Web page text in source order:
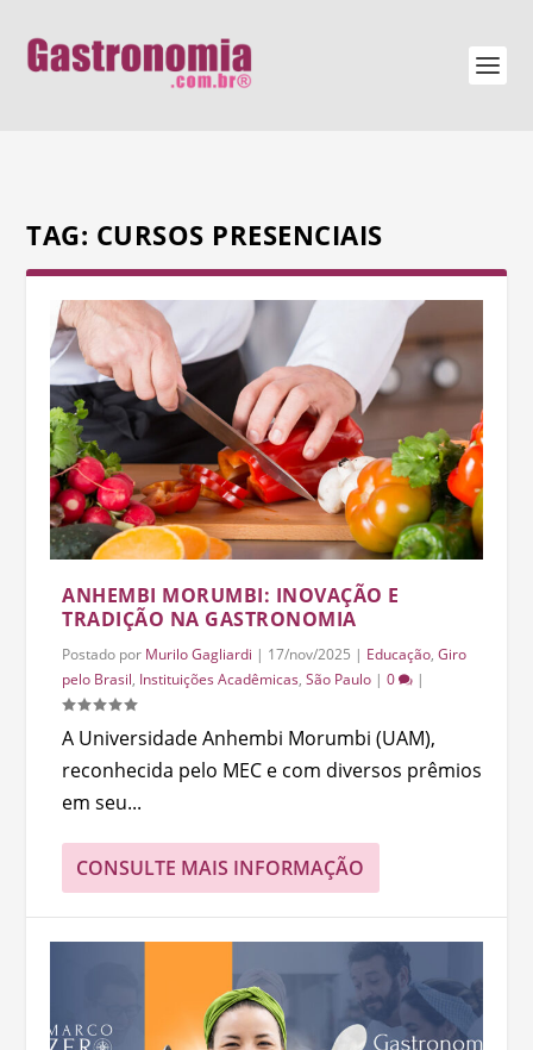
TAG: CURSOS PRESENCIAIS
ANHEMBI MORUMBI: INOVAÇÃO E
TRADIÇÃO NA GASTRONOMIA
Postado por Murilo Gagliardi | 17/nov/2025 | Educação,Giro
pelo Brasil, Instituições Acadêmicas,São Paulo |0 |
A Universidade Anhembi Morumbi (UAM),
reconhecida pelo MEC e com diversos prêmios
em seu...
CONSULTE MAIS INFORMAÇÃO